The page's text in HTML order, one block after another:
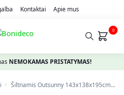
Kontaktai Apie mus
0
NEMOKAMAS PRISTATYMAS!
/ Šiltnamis Outsunny 143x138x195cm., žalios spalvos